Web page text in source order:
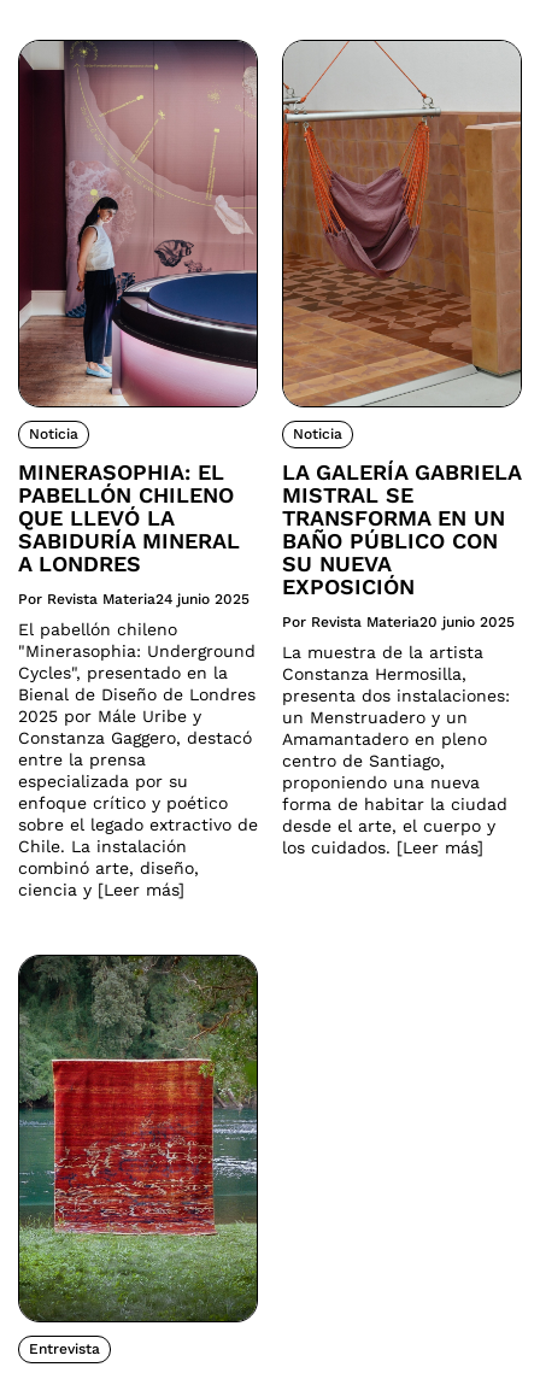
Noticia
MINERASOPHIA: EL
PABELLÓN CHILENO
QUE LLEVÓ LA
SABIDURÍA MINERAL
A LONDRES
Por Revista Materia24 junio 2025
El pabellón chileno
"Minerasophia: Underground
Cycles", presentado en la
Bienal de Diseño de Londres
2025 por Mále Uribe y
Constanza Gaggero, destacó
entre la prensa
especializada por su
enfoque crítico y poético
sobre el legado extractivo de
Chile. La instalación
combinó arte, diseño,
ciencia y [Leer más]
Noticia
LA GALERÍA GABRIELA
MISTRAL SE
TRANSFORMA EN UN
BAÑO PÚBLICO CON
SU NUEVA
EXPOSICIÓN
Por Revista Materia20 junio 2025
La muestra de la artista
Constanza Hermosilla,
presenta dos instalaciones:
un Menstruadero y un
Amamantadero en pleno
centro de Santiago,
proponiendo una nueva
forma de habitar la ciudad
desde el arte, el cuerpo y
los cuidados. [Leer más]
Entrevista